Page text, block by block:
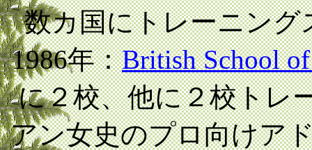
数カ国にトレーニ
1986年：British School
に２校、他に２校ト
アン女史のプロ向けア